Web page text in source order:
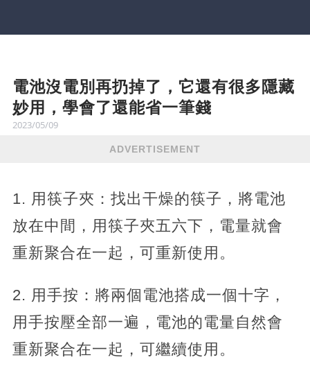
電池沒電別再扔掉了，它還有很多隱藏
妙用，學會了還能省一筆錢
2023/05/09
ADVERTISEMENT
1. 用筷子夾：找出干燥的筷子，將電池
放在中間，用筷子夾五六下，電量就會
重新聚合在一起，可重新使用。
2. 用手按：將兩個電池搭成一個十字，
用手按壓全部一遍，電池的電量自然會
重新聚合在一起，可繼續使用。